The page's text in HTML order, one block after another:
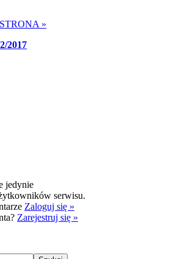
»
2017
jedynie
serwisu.
Zaloguj się »
Zarejestruj się »